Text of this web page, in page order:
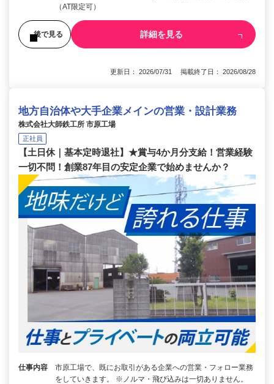
（AT限定可）
後で見る 詳細を見る
更新日： 2026/07/31 掲載終了日： 2026/08/28
地方自治体や大手企業メインの営業・設計業務
株式会社大師鉄工所 市原工場
正社員
【土日休｜基本定時退社】★賞与4か月分支給！営業経験
一切不問！創業87年目の安定企業で始めませんか？
仕事内容
市原工場で、既にお取引がある企業への営業・フォロー業務
をしていきます。 ※ノルマ・飛び込みは一切ありません。